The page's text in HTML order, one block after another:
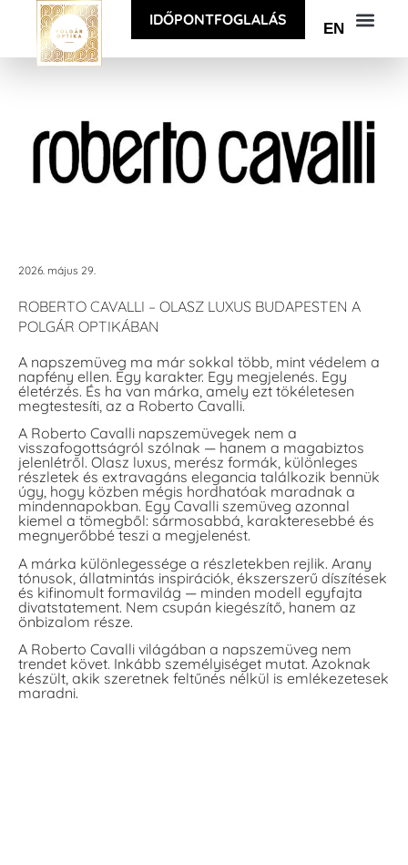
IDŐPONTFOGLALÁS EN
2026. május 29.
ROBERTO CAVALLI – OLASZ LUXUS BUDAPESTEN A
POLGÁR OPTIKÁBAN
A napszemüveg ma már sokkal több, mint védelem a
napfény ellen. Egy karakter. Egy megjelenés. Egy
életérzés. És ha van márka, amely ezt tökéletesen
megtestesíti, az a Roberto Cavalli.
A Roberto Cavalli napszemüvegek nem a
visszafogottságról szólnak — hanem a magabiztos
jelenlétről. Olasz luxus, merész formák, különleges
részletek és extravagáns elegancia találkozik bennük
úgy, hogy közben mégis hordhatóak maradnak a
mindennapokban. Egy Cavalli szemüveg azonnal
kiemel a tömegből: sármosabbá, karakteresebbé és
megnyerőbbé teszi a megjelenést.
A márka különlegessége a részletekben rejlik. Arany
tónusok, állatmintás inspirációk, ékszerszerű díszítések
és kifinomult formavilág — minden modell egyfajta
divatstatement. Nem csupán kiegészítő, hanem az
önbizalom része.
A Roberto Cavalli világában a napszemüveg nem
trendet követ. Inkább személyiséget mutat. Azoknak
készült, akik szeretnek feltűnés nélkül is emlékezetesek
maradni.